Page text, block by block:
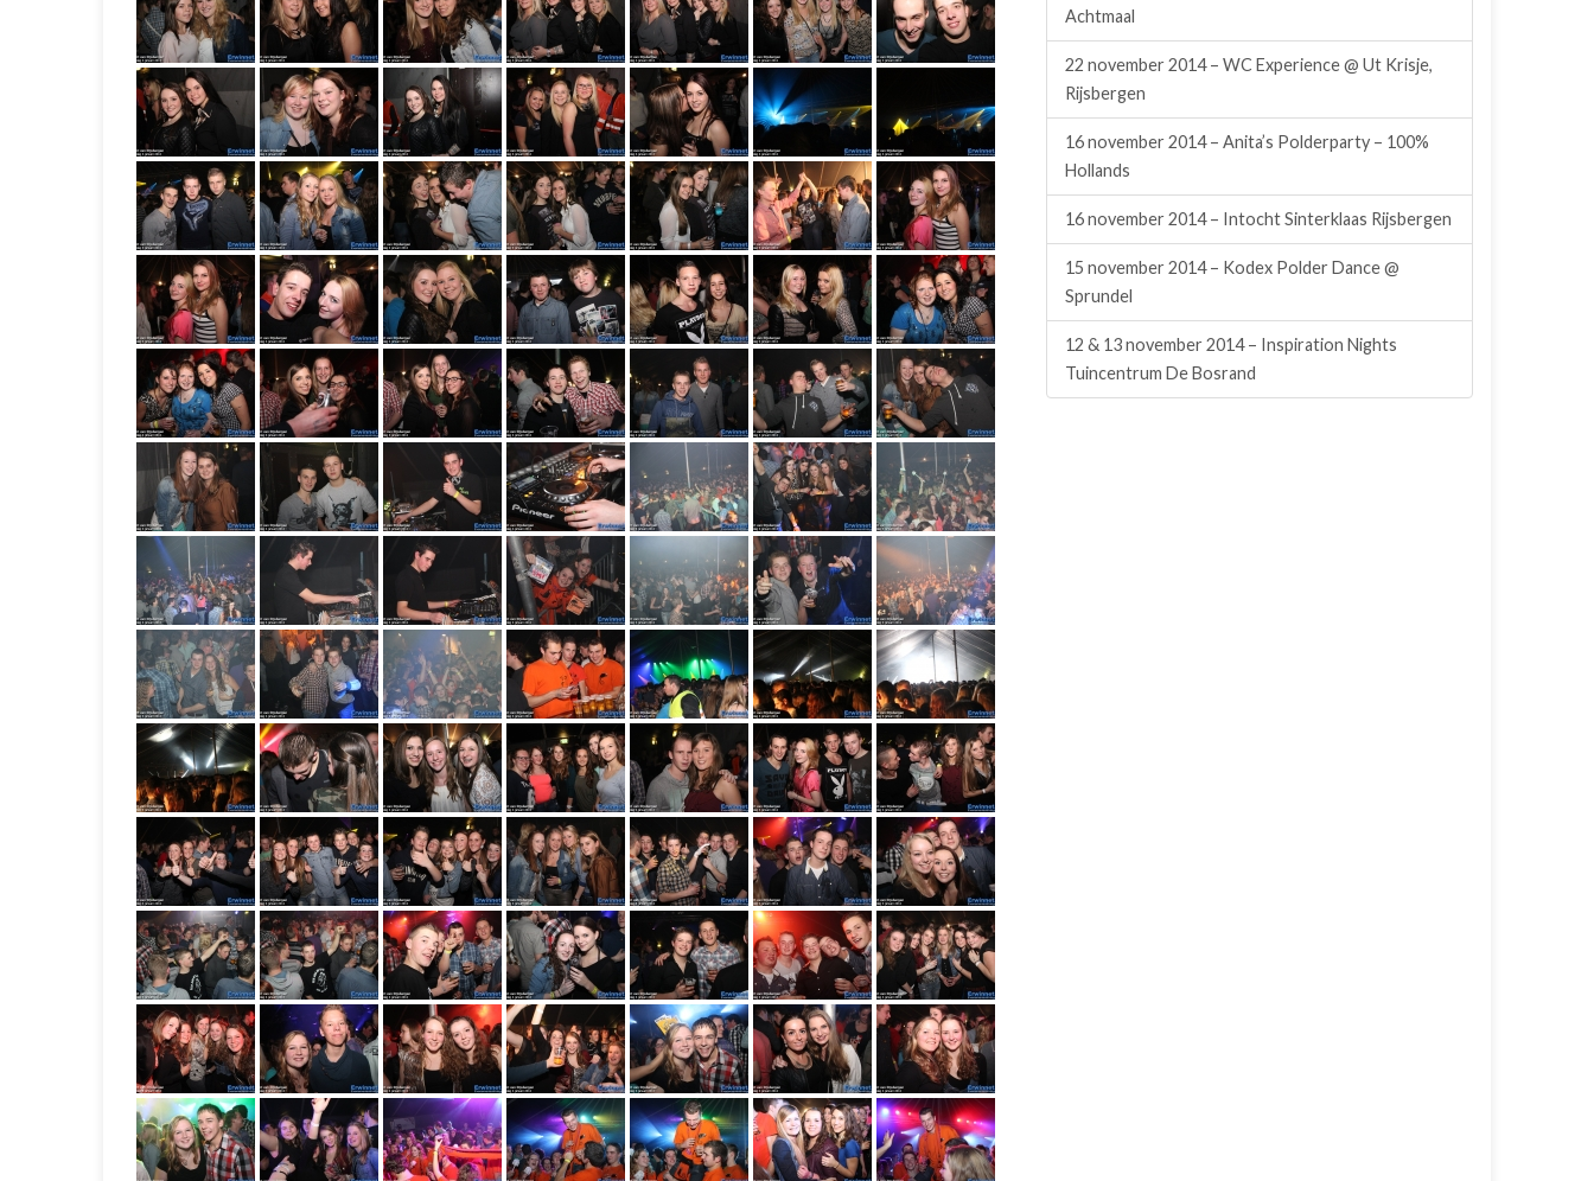
Achtmaal
22 november 2014 – WC Experience @ Ut Krisje,
Rijsbergen
16 november 2014 – Anita’s Polderparty – 100%
Hollands
16 november 2014 – Intocht Sinterklaas Rijsbergen
15 november 2014 – Kodex Polder Dance @
Sprundel
12 & 13 november 2014 – Inspiration Nights
Tuincentrum De Bosrand